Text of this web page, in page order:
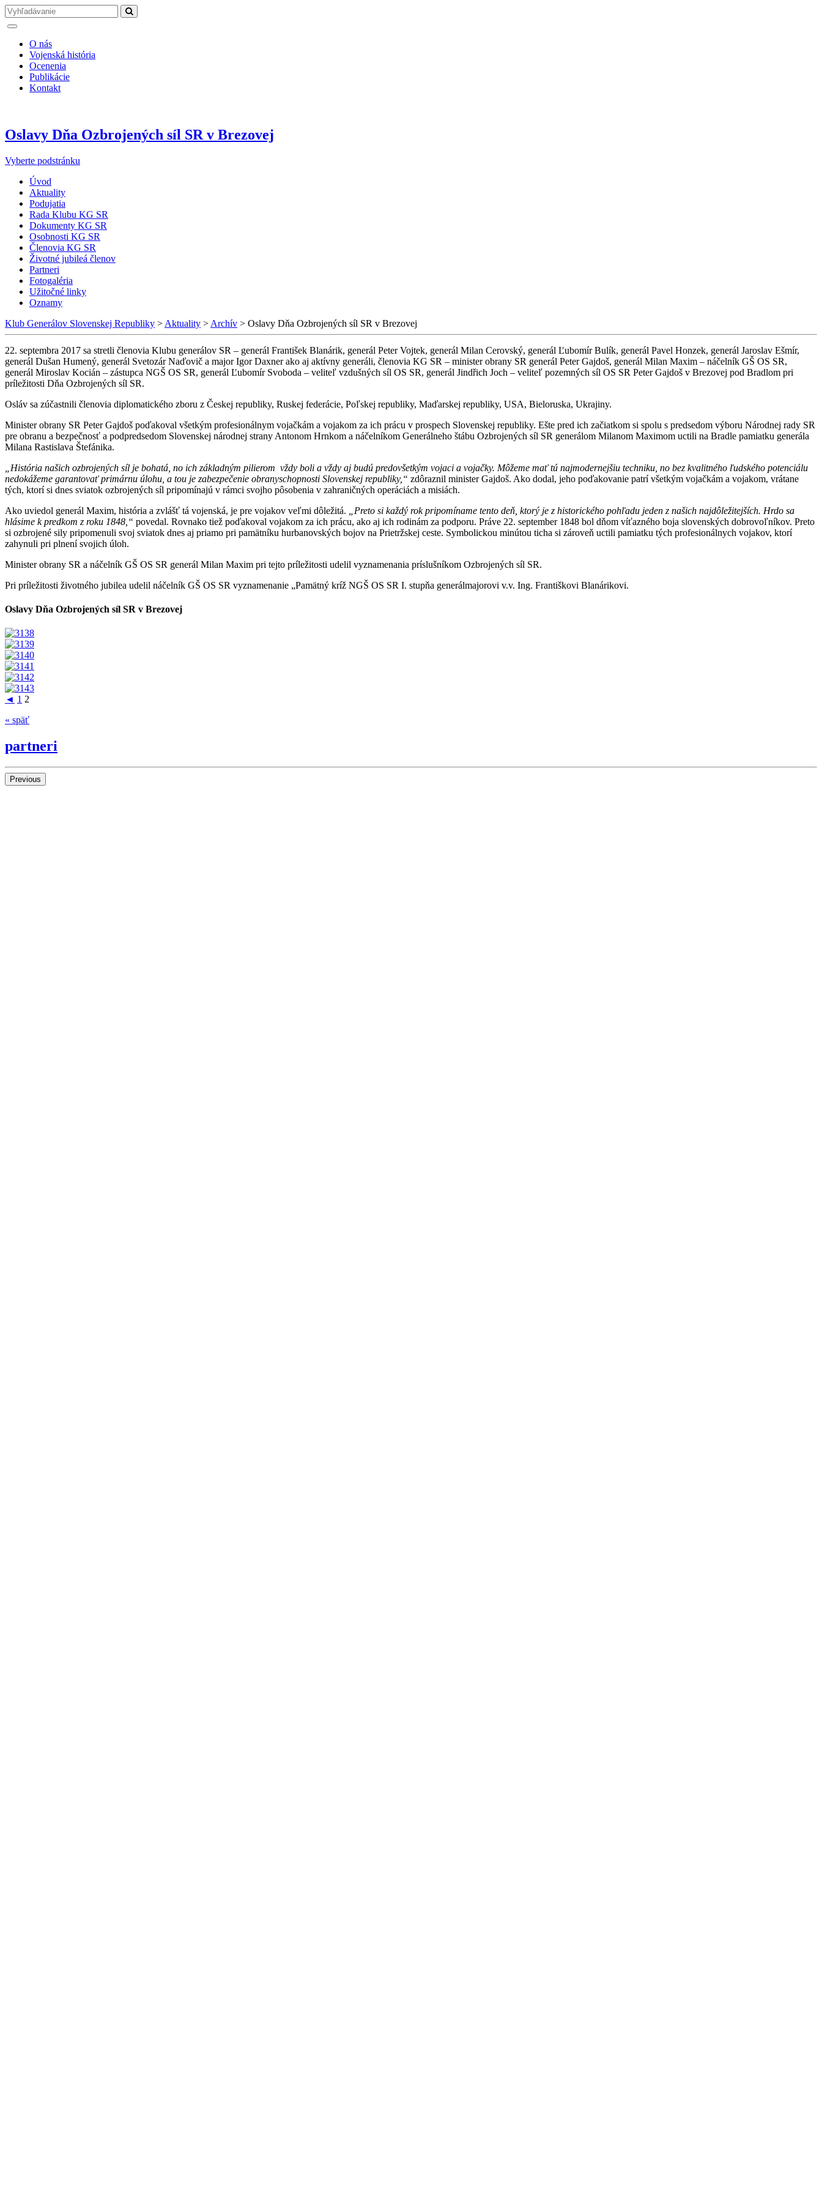
O nás
Vojenská história
Ocenenia
Publikácie
Kontakt
Oslavy Dňa Ozbrojených síl SR v Brezovej
Vyberte podstránku
Úvod
Aktuality
Podujatia
Rada Klubu KG SR
Dokumenty KG SR
Osobnosti KG SR
Členovia KG SR
Životné jubileá členov
Partneri
Fotogaléria
Užitočné linky
Oznamy
Klub Generálov Slovenskej Republiky > Aktuality > Archív > Oslavy Dňa Ozbrojených síl SR v Brezovej
22. septembra 2017 sa stretli členovia Klubu generálov SR – generál František Blanárik, generál Peter Vojtek, generál Milan Cerovský, generál Ľubomír Bulík, generál Pavel Honzek, generál Jaroslav Ešmír,
generál Dušan Humený, generál Svetozár Naďovič a major Igor Daxner ako aj aktívny generáli, členovia KG SR – minister obrany SR generál Peter Gajdoš, generál Milan Maxim – náčelník GŠ OS SR,
generál Miroslav Kocián – zástupca NGŠ OS SR, generál Ľubomír Svoboda – veliteľ vzdušných síl OS SR, generál Jindřich Joch – veliteľ pozemných síl OS SR Peter Gajdoš v Brezovej pod Bradlom pri
príležitosti Dňa Ozbrojených síl SR.
Osláv sa zúčastnili členovia diplomatického zboru z Českej republiky, Ruskej federácie, Poľskej republiky, Maďarskej republiky, USA, Bieloruska, Ukrajiny.
Minister obrany SR Peter Gajdoš poďakoval všetkým profesionálnym vojačkám a vojakom za ich prácu v prospech Slovenskej republiky. Ešte pred ich začiatkom si spolu s predsedom výboru Národnej rady SR
pre obranu a bezpečnosť a podpredsedom Slovenskej národnej strany Antonom Hrnkom a náčelníkom Generálneho štábu Ozbrojených síl SR generálom Milanom Maximom uctili na Bradle pamiatku generála
Milana Rastislava Štefánika.
„História našich ozbrojených síl je bohatá, no ich základným pilierom vždy boli a vždy aj budú predovšetkým vojaci a vojačky. Môžeme mať tú najmodernejšiu techniku, no bez kvalitného ľudského potenciálu
nedokážeme garantovať primárnu úlohu, a tou je zabezpečenie obranyschopnosti Slovenskej republiky,“ zdôraznil minister Gajdoš. Ako dodal, jeho poďakovanie patrí všetkým vojačkám a vojakom, vrátane
tých, ktorí si dnes sviatok ozbrojených síl pripomínajú v rámci svojho pôsobenia v zahraničných operáciách a misiách.
Ako uviedol generál Maxim, história a zvlášť tá vojenská, je pre vojakov veľmi dôležitá.
„Preto si každý rok pripomíname tento deň, ktorý je z historického pohľadu jeden z našich najdôležitejších. Hrdo sa
hlásime k predkom z roku 1848,“ povedal. Rovnako tiež poďakoval vojakom za ich prácu, ako aj ich rodinám za podporu. Práve 22. september 1848 bol dňom víťazného boja slovenských dobrovoľníkov. Preto
si ozbrojené sily pripomenuli svoj sviatok dnes aj priamo pri pamätníku hurbanovských bojov na Prietržskej ceste. Symbolickou minútou ticha si zároveň uctili pamiatku tých profesionálnych vojakov, ktorí
zahynuli pri plnení svojich úloh.
Minister obrany SR a náčelník GŠ OS SR generál Milan Maxim pri tejto príležitosti udelil vyznamenania príslušníkom Ozbrojených síl SR.
Pri príležitosti životného jubilea udelil náčelník GŠ OS SR vyznamenanie „Pamätný kríž NGŠ OS SR I. stupňa generálmajorovi v.v. Ing. Františkovi Blanárikovi.
Oslavy Dňa Ozbrojených síl SR v Brezovej
◄ 1 2
« späť
partneri
Previous